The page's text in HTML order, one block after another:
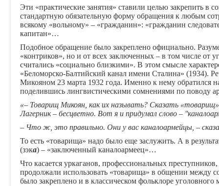
Эти «практические занятия» ставили целью закрепить в
стандартную обязательную форму обращения к любым
всякому «вольному» – «гражданин»: «гражданин
капитан»…
Подобное обращение было закреплено официально.
«контриков», но и от всех заключенных – в том числе от
считались «социально близкими». В этом смысле
«Беломорско-Балтийский канал имени Сталина» (1934).
Микояном 23 марта 1932 года. Именно к нему обратился
поделившись лингвистическими сомнениями по поводу
«– Товарищ Микоян, как их называть? Сказать
Лагерник – бесцветно. Вот я и придумал слово –
– Что ж, это правильно. Они у вас каналоармейцы, –
То есть «товарища» надо было еще заслужить. А в
(зэка) – «заключенный каналоармеец»…
Что касается уркаганов, профессиональных
продолжали использовать «товарища» в общении между
было закреплено и в классическом фольклоре